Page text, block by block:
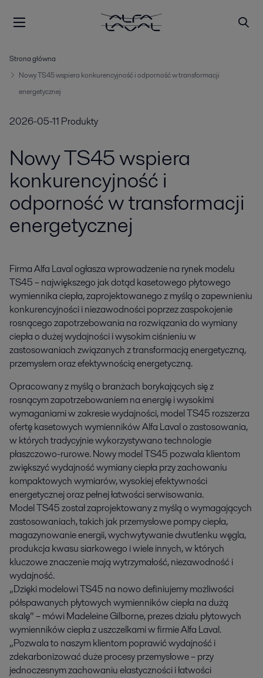
Strona główna
Nowy TS45 wspiera konkurencyjność i odporność w transformacji
energetycznej
2026-05-11 Produkty
Nowy TS45 wspiera
konkurencyjność i
odporność w transformacji
energetycznej
Firma Alfa Laval ogłasza wprowadzenie na rynek modelu
TS45 – największego jak dotąd kasetowego płytowego
wymiennika ciepła, zaprojektowanego z myślą o zapewnieniu
konkurencyjności i niezawodności poprzez zaspokojenie
rosnącego zapotrzebowania na rozwiązania do wymiany
ciepła o dużej wydajności i wysokim ciśnieniu w
zastosowaniach związanych z transformacją energetyczną,
przemysłem oraz efektywnością energetyczną.
Opracowany z myślą o branżach borykających się z
rosnącym zapotrzebowaniem na energię i wysokimi
wymaganiami w zakresie wydajności, model TS45 rozszerza
ofertę kasetowych wymienników Alfa Laval o zastosowania,
w których tradycyjnie wykorzystywano technologie
płaszczowo-rurowe. Nowy model TS45 pozwala klientom
zwiększyć wydajność wymiany ciepła przy zachowaniu
kompaktowych wymiarów, wysokiej efektywności
energetycznej oraz pełnej łatwości serwisowania.
Model TS45 został zaprojektowany z myślą o wymagających
zastosowaniach, takich jak przemysłowe pompy ciepła,
magazynowanie energii, wychwytywanie dwutlenku węgla,
produkcja kwasu siarkowego i wiele innych, w których
kluczowe znaczenie mają wytrzymałość, niezawodność i
wydajność.
„Dzięki modelowi TS45 na nowo definiujemy możliwości
półspawanych płytowych wymienników ciepła na dużą
skalę” – mówi Madeleine Gilborne, prezes działu płytowych
wymienników ciepła z uszczelkami w firmie Alfa Laval.
„Pozwala to naszym klientom poprawić wydajność i
zdekarbonizować duże procesy przemysłowe – przy
jednoczesnym zachowaniu elastyczności i łatwości